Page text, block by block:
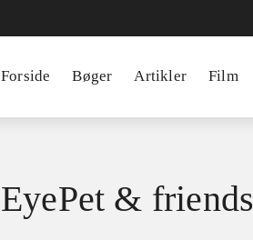
Forside Bøger Artikler Film
EyePet & friends